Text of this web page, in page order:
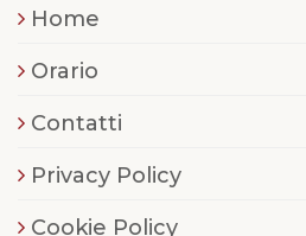
Home
Orario
Contatti
Privacy Policy
Cookie Policy